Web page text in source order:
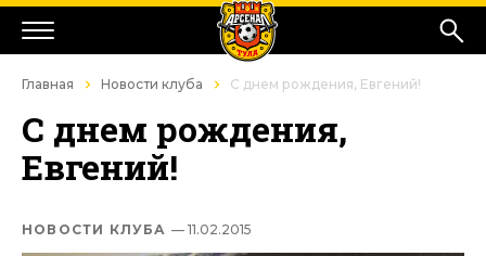
Главная Новости клуба С днем рождения, Евгений!
С днем рождения,
Евгений!
НОВОСТИ КЛУБА — 11.02.2015